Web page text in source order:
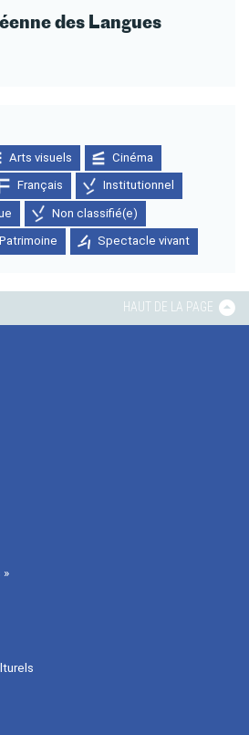
des Langues
Arts visuels Cinéma
Français Institutionnel
Non classifié(e)
Patrimoine Spectacle vivant
HAUT DE LA PAGE
»